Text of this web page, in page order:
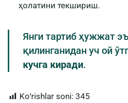
ҳолатини текшириш.
Янги тартиб ҳужжат
қилинганидан уч ой
кучга киради.
Koʻrishlar soni: 345